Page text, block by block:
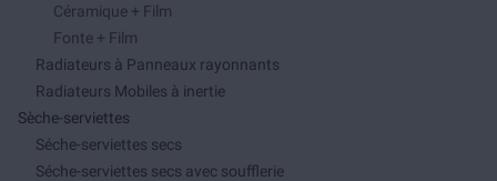
Céramique + Film
Fonte + Film
Radiateurs à Panneaux rayonnants
Radiateurs Mobiles à inertie
Sèche-serviettes
Séche-serviettes secs
Séche-serviettes secs avec soufflerie